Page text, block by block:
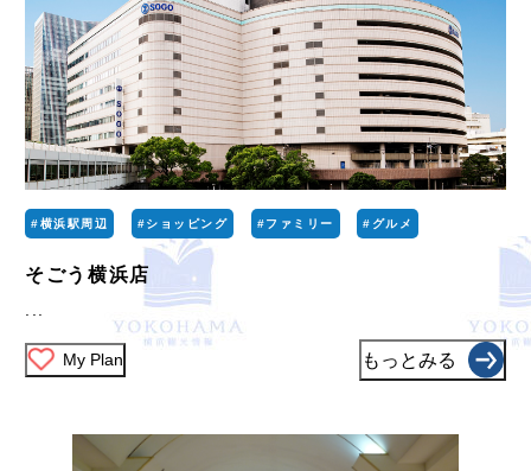
#横浜駅周辺 #ショッピング #ファミリー #グルメ
そごう横浜店
My Plan もっとみる